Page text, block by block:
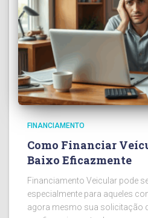
FINANCIAMENTO
Como Financiar
Baixo Eficazmente
Financiamento Veicular pode
especialmente para aqueles
agora mesmo sua solicitação